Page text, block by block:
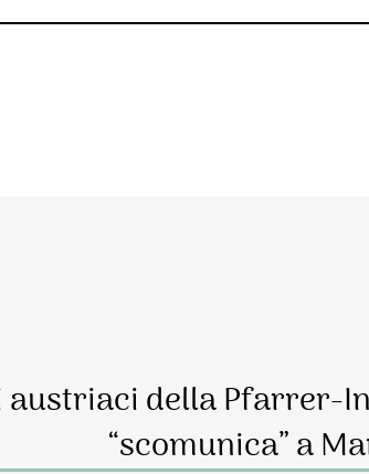
austriaci della Pfarrer-
“scomunica” a